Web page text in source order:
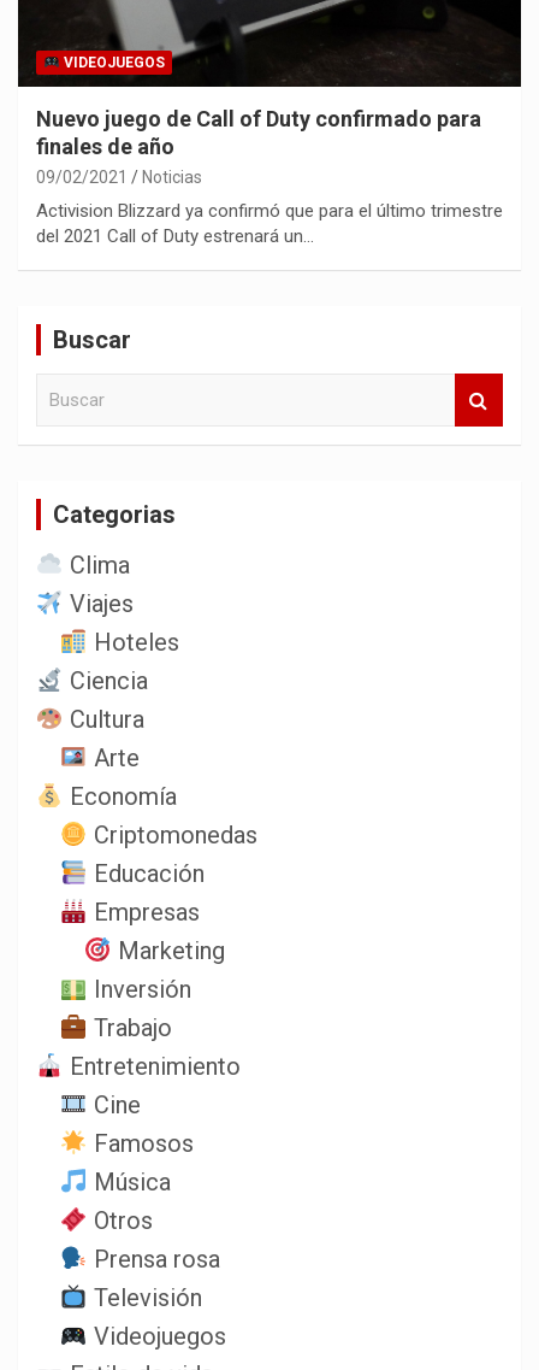
VIDEOJUEGOS
Nuevo juego de Call of Duty confirmado para
finales de año
09/02/2021 Noticias
Activision Blizzard ya confirmó que para el último trimestre
del 2021 Call of Duty estrenará un…
Buscar
Categorias
Clima
Viajes
Hoteles
Ciencia
Cultura
Arte
Economía
Criptomonedas
Educación
Empresas
Marketing
Inversión
Trabajo
Entretenimiento
Cine
Famosos
Música
Otros
Prensa rosa
Televisión
Videojuegos